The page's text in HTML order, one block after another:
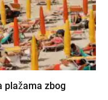
plažama zbog